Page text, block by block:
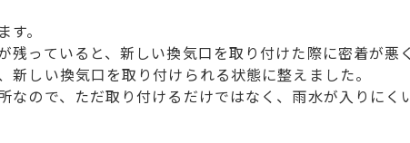
。
っていると、新しい換気口を取り付けた際に密着が悪
しい換気口を取り付けられる状態に整えました。
ので、ただ取り付けるだけではなく、雨水が入りにく